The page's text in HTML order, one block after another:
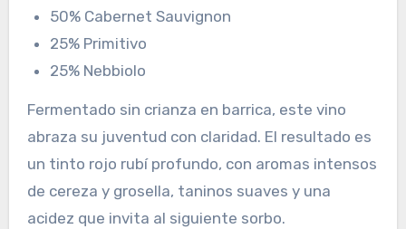
50% Cabernet Sauvignon
25% Primitivo
25% Nebbiolo
Fermentado sin crianza en barrica, este vino
abraza su juventud con claridad. El resultado es
un tinto rojo rubí profundo, con aromas intensos
de cereza y grosella, taninos suaves y una
acidez que invita al siguiente sorbo.